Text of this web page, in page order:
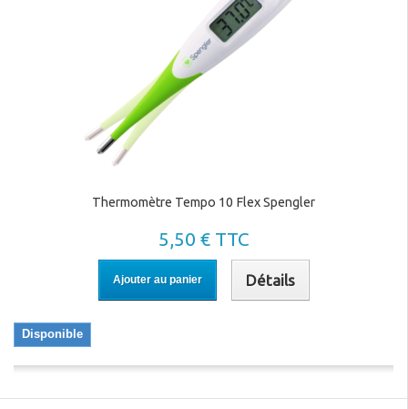
Thermomètre Tempo 10 Flex Spengler
5,50 € TTC
Ajouter au panier Détails
Disponible